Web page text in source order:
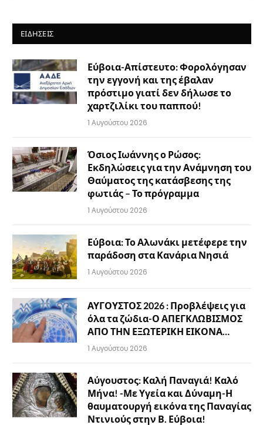
ΕΙΔΉΣΕΙΣ
Εύβοια-Απίστευτο: Φορολόγησαν
την εγγονή και της έβαλαν
πρόστιμο γιατί δεν δήλωσε το
χαρτζιλίκι του παππού!
1 Αυγούστου 2026
Όσιος Ιωάννης ο Ρώσος:
Εκδηλώσεις για την Ανάμνηση του
Θαύματος της κατάσβεσης της
φωτιάς – Το πρόγραμμα
1 Αυγούστου 2026
Εύβοια: Το Αλωνάκι μετέφερε την
παράδοση στα Κανάρια Νησιά
1 Αυγούστου 2026
ΑΥΓΟΥΣΤΟΣ 2026 : Προβλέψεις για
όλα τα ζώδια-Ο ΑΠΕΓΚΛΩΒΙΣΜΟΣ
ΑΠΟ ΤΗΝ ΕΞΩΤΕΡΙΚΗ ΕΙΚΟΝΑ…
1 Αυγούστου 2026
Αύγουστος: Καλή Παναγιά! Καλό
Μήνα! -Με Υγεία και Δύναμη-Η
θαυματουργή εικόνα της Παναγίας
Ντινιούς στην Β. Εύβοια!